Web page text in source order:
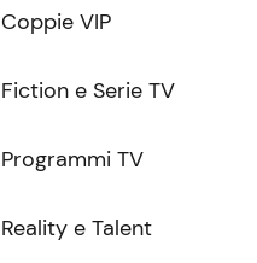
Coppie VIP
Fiction e Serie TV
Programmi TV
Reality e Talent